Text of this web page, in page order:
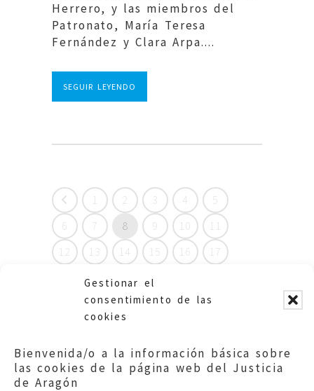
Gestionar el
consentimiento de las
cookies
Bienvenida/o a la información básica sobre
las cookies de la página web del Justicia
de Aragón
Herrero, y las miembros del
Patronato, María Teresa
Fernández y Clara Arpa....
SEGUIR LEYENDO
1 2 3 4
5
7 8 10
11
12
13 14 15 16
17
19 20 21
25 26 27 28
29
36
37 38 39 40